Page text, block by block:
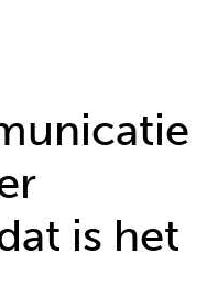
is het